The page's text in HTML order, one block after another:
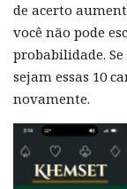
de acerto
você não pode
probabilidade.
sejam essas 10
novamente.